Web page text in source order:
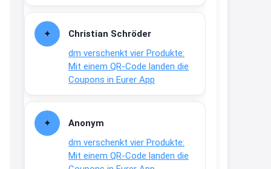
Christian Schröder
dm verschenkt vier Produkte:
Mit einem QR-Code landen die
Coupons in Eurer App
Anonym
dm verschenkt vier Produkte:
Mit einem QR-Code landen die
www.meineapotheke.de/
2:19
↩
Joachim
www.linda.de/vorteile/coupons/...
2:21
↩